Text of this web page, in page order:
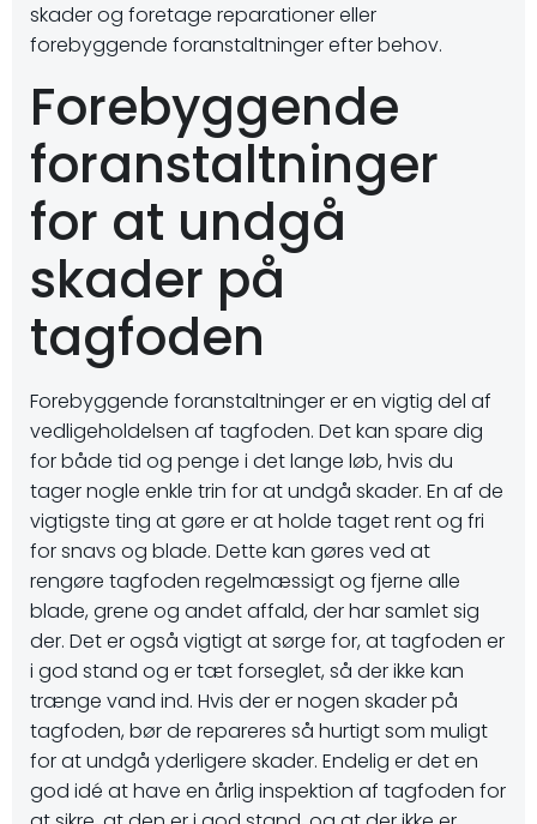
skader og foretage reparationer eller
forebyggende foranstaltninger efter behov.
Forebyggende
foranstaltninger
for at undgå
skader på
tagfoden
Forebyggende foranstaltninger er en vigtig del af
vedligeholdelsen af tagfoden. Det kan spare dig
for både tid og penge i det lange løb, hvis du
tager nogle enkle trin for at undgå skader. En af de
vigtigste ting at gøre er at holde taget rent og fri
for snavs og blade. Dette kan gøres ved at
rengøre tagfoden regelmæssigt og fjerne alle
blade, grene og andet affald, der har samlet sig
der. Det er også vigtigt at sørge for, at tagfoden er
i god stand og er tæt forseglet, så der ikke kan
trænge vand ind. Hvis der er nogen skader på
tagfoden, bør de repareres så hurtigt som muligt
for at undgå yderligere skader. Endelig er det en
god idé at have en årlig inspektion af tagfoden for